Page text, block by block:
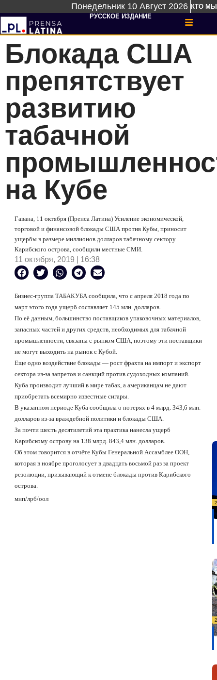
Понедельник 10 Август 2026 КТО МЫ
РУССКОЕ ИЗДАНИЕ
Блокада США
препятствует
развитию
табачной
на Кубе
Гавана, 11 октября (Пренса Латина) Усиление экономической,
торговой и финансовой блокады США против Кубы, приносит
ущербы в размере миллионов долларов табачному сектору
Карибского острова, сообщили местные СМИ.
11 октября, 2019 | 16:38
Бизнес-группа ТАБАКУБА сообщила, что с апреля 2018 года по
март этого года ущерб составляет 145 млн. долларов.
По её данным, большинство поставщиков упаковочных материалов,
запасных частей и других средств, необходимых для табачной
промышленности, связаны с рынком США, поэтому эти поставщики
не могут выходить на рынок с Кубой.
Еще одно воздействие блокады — рост фрахта на импорт и экспорт
сектора из-за запретов и санкций против судоходных компаний.
Куба производит лучший в мире табак, а американцам не дают
приобретать всемирно известные сигары.
В указанном периоде Куба сообщила о потерях в 4 млрд. 343,6 млн.
долларов из-за враждебной политики и блокады США.
За почти шесть десятилетий эта практика нанесла ущерб
Карибскому острову на 138 млрд. 843,4 млн. долларов.
Об этом говорится в отчёте Кубы Генеральной Ассамблее ООН,
которая в ноябре проголосует в двадцать восьмой раз за проект
резолюции, призывающий к отмене блокады против Карибского
острова.
мнп/лрб/оол